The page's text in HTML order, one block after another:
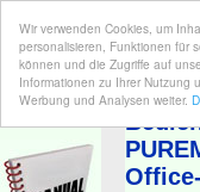
Wir verwenden Cookies, um
personalisieren, Funktionen für
können und die Zugriffe auf
Informationen zu Ihrer Nutzung
Werbung und Analysen weiter.
BEDIENUNGSANLEITUNG|